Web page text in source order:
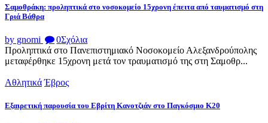
Σαμοθράκη: προληπτικά στο νοσοκομείο 15χρονη έπειτα από ταυματισμό στη
Γριά Βάθρα
by gnomi 0Σχόλια
Προληπτικά στο Πανεπιστημιακό Νοσοκομείο Αλεξανδρούπολης
μεταφέρθηκε 15χρονη μετά τον τραυματισμό της στη Σαμοθρ...
Αθλητικά Έβρος
Εξαιρετική παρουσία του Εβρίτη Κανοτζιάν στο Παγκόσμιο Κ20